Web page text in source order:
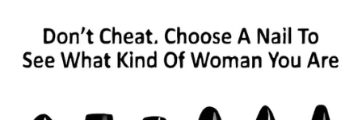
Nominasi
Ipar adalah Maut